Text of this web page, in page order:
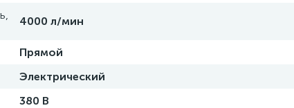
4000 л/мин
Прямой
Электрический
380 В